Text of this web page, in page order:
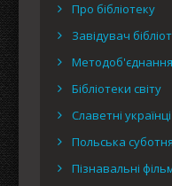
Про бібліотеку
Завідувач
Методоб'єднання
Бібліотеки світу
Славетні українці
Польська
Пізнавальні